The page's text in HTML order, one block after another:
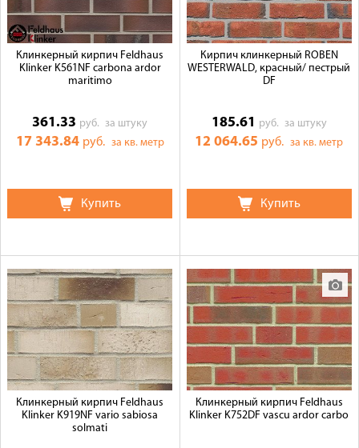
Клинкерный кирпич Feldhaus
Klinker K561NF carbona ardor
maritimo
361.33 руб.за штуку
17 343.84 руб. за кв. метр
Купить
Кирпич клинкерный ROBEN
WESTERWALD, красный/ пестрый
DF
185.61 руб. за штуку
12 064.65 руб.за кв. метр
Купить
Клинкерный кирпич Feldhaus
Klinker K919NF vario sabiosa
solmati
Клинкерный кирпич Feldhaus
Klinker K752DF vascu ardor carbo